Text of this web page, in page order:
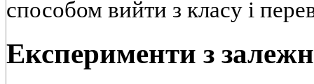
способом вийти з класу і
Експерименти з